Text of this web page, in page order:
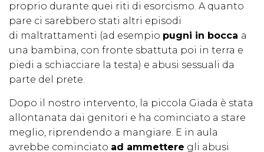
proprio durante quei riti di esorcismo. A quanto
pare ci sarebbero stati altri episodi
di maltrattamenti (ad esempio pugni in bocca a
una bambina, con fronte sbattuta poi in terra e
piedi a schiacciare la testa) e abusi sessuali da
parte del prete.
Dopo il nostro intervento, la piccola Giada è stata
allontanata dai genitori e ha cominciato a stare
meglio, riprendendo a mangiare. E in aula
avrebbe cominciato ad ammettere gli abusi